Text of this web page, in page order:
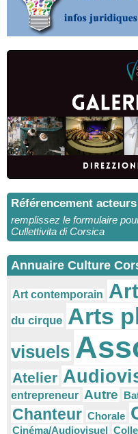
Référencement
remplissez le formulaire
Cullettivita di Corsica
Annuaire Culture
Art contemporain
du cirque Arts
visuels
Atelier
entrepreneur Autre
Chanteur Chorale
Cinéma/Audiovisuel